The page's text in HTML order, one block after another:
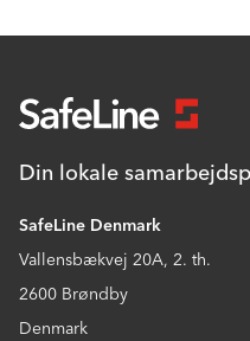
Din lokale
SafeLine Denmark
Vallensbækvej 20A, 2. th.
2600 Brøndby
Denmark